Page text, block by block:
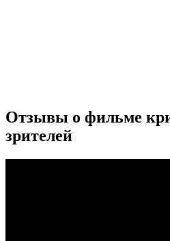
Отзывы о фильме
зрителей